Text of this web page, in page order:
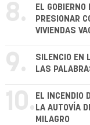
8.
EL
PRESIONAR
VIVIENDAS
9.
SILENCIO EN
LAS
10. EL INCENDIO
LA AUTOVÍA
MILAGRO